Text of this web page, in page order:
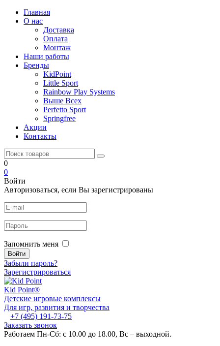
Главная
О нас
Доставка
Оплата
Монтаж
Наши работы
Бренды
KidPoint
Little Sport
Rainbow Play Systems
Выше Всех
Perfetto Sport
Springfree
Акции
Контакты
0
0
Войти
Авторизоваться, если Вы зарегистрированы
Запомнить меня
Забыли пароль?
Зарегистрироваться
Kid Point®
Детские игровые комплексы
Для игр, развития и творчества
+7 (495) 191-73-75
Заказать звонок
Работаем Пн-Сб: с 10.00 до 18.00, Вс – выходной.